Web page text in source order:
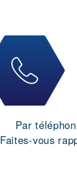
Par
Faites-vous